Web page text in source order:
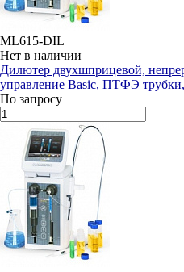
ML615-DIL
Нет в наличии
Дилютер двухшприцевой,
управление Basic, ПТФЭ
По запросу